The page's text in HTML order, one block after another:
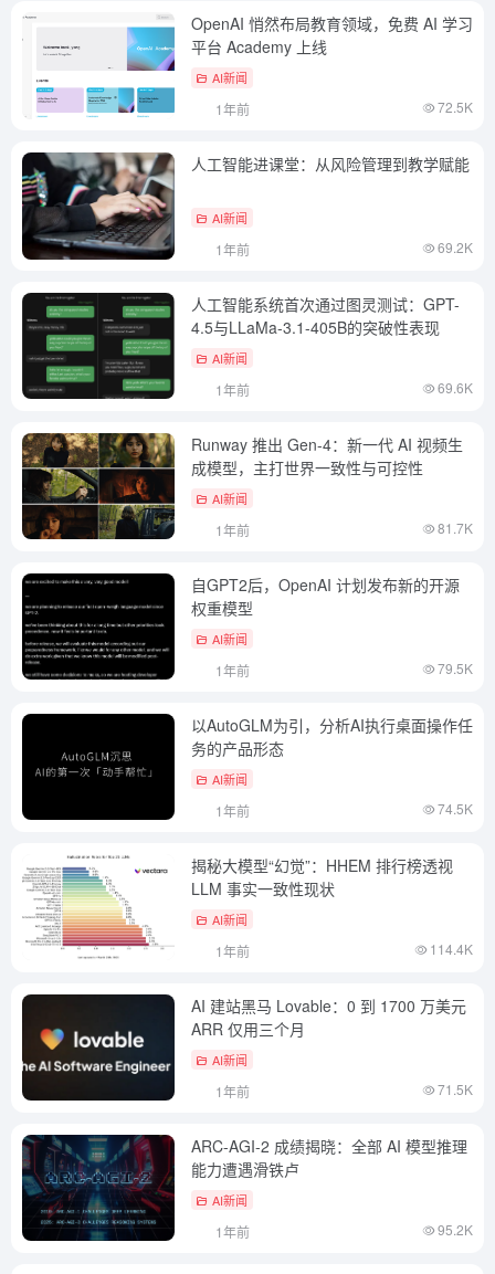
OpenAI 悄然布局教育领域，免费 AI 学习
平台 Academy 上线
AI新闻
1年前 72.5K
人工智能进课堂：从风险管理到教学赋能
AI新闻
1年前 69.2K
人工智能系统首次通过图灵测试：GPT-
4.5与LLaMa-3.1-405B的突破性表现
AI新闻
1年前 69.6K
Runway 推出 Gen-4：新一代 AI 视频生
成模型，主打世界一致性与可控性
AI新闻
1年前 81.7K
自GPT2后，OpenAI 计划发布新的开源
权重模型
AI新闻
1年前 79.5K
以AutoGLM为引，分析AI执行桌面操作任
务的产品形态
AI新闻
1年前 74.5K
揭秘大模型“幻觉”：HHEM 排行榜透视
LLM 事实一致性现状
AI新闻
1年前 114.4K
AI 建站黑马 Lovable：0 到 1700 万美元
ARR 仅用三个月
AI新闻
1年前 71.5K
ARC-AGI-2 成绩揭晓：全部 AI 模型推理
能力遭遇滑铁卢
AI新闻
1年前 95.2K